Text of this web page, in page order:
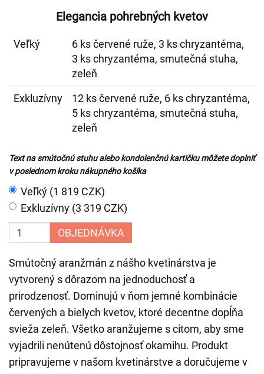
Elegancia pohrebných kvetov
Veľký
6 ks červené ruže, 3 ks chryzantéma,
3 ks chryzantéma, smutečná stuha,
zeleň
Exkluzívny
12 ks červené ruže, 6 ks chryzantéma,
5 ks chryzantéma, smutečná stuha,
zeleň
Text na smútočnú stuhu alebo kondolenčnú kartičku môžete doplniť
v poslednom kroku nákupného košíka
Veľký (1 819 CZK)
Exkluzívny (3 319 CZK)
OBJEDNÁVKA
Smútočný aranžmán z nášho kvetinárstva je
vytvorený s dôrazom na jednoduchosť a
prirodzenosť. Dominujú v ňom jemné kombinácie
červených a bielych kvetov, ktoré decentne dopĺňa
svieža zeleň. Všetko aranžujeme s citom, aby sme
vyjadrili nenútenú dôstojnosť okamihu. Produkt
pripravujeme v našom kvetinárstve a doručujeme v